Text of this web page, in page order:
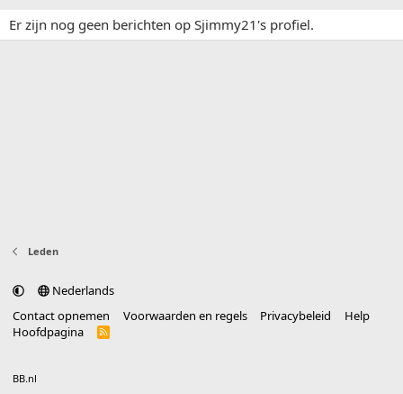
Er zijn nog geen berichten op Sjimmy21's profiel.
Leden
Nederlands
Contact opnemen
Voorwaarden en regels Privacybeleid
Help
Hoofdpagina
R
BB.nl